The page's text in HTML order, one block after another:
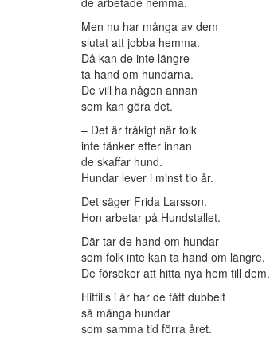
Men nu har många av dem
slutat att jobba hemma.
Då kan de inte längre
ta hand om hundarna.
De vill ha någon annan
som kan göra det.
– Det är tråkigt när folk
inte tänker efter innan
de skaffar hund.
Hundar lever i minst tio år.
Det säger Frida Larsson.
Hon arbetar på Hundstallet.
Där tar de hand om hundar
som folk inte kan ta hand om längre.
De försöker att hitta nya hem till dem.
Hittills i år har de fått dubbelt
så många hundar
som samma tid förra året.